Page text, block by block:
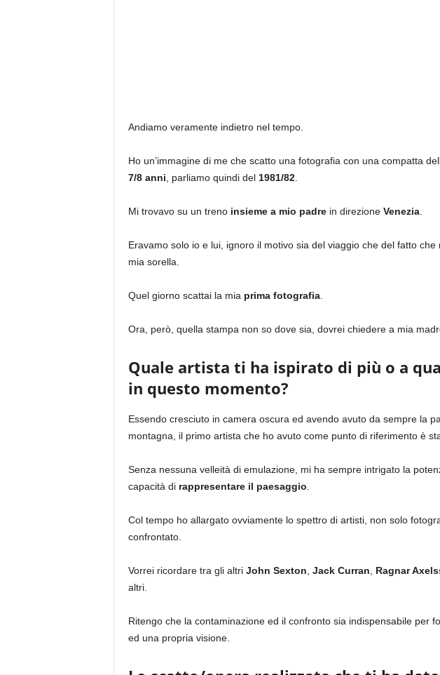
Andiamo veramente indietro nel tempo.
Ho un’immagine di me che scatto una fotografia con una compatta
7/8 anni , parliamo quindi del 1981/82.
Mi trovavo su un treno insieme a mio padrein direzione Venezia.
Eravamo solo io e lui, ignoro il motivo sia del viaggio che del fatto
mia sorella.
Quel giorno scattai la mia prima fotografia.
Ora, però, quella stampa non so dove sia, dovrei chiedere a mia
Quale artista ti ha ispirato di più o a
in questo momento?
Essendo cresciuto in camera oscura ed avendo avuto da sempre la
montagna, il primo artista che ho avuto come punto di riferimento è
Senza nessuna velleità di emulazione, mi ha sempre intrigato la
capacità di rappresentare il paesaggio
Col tempo ho allargato ovviamente lo spettro di artisti, non solo
confrontato.
Vorrei ricordare tra gli altriJohn Sexton Jack Curran Ragnar
altri.
Ritengo che la contaminazione ed il confronto sia indispensabile per
ed una propria visione.